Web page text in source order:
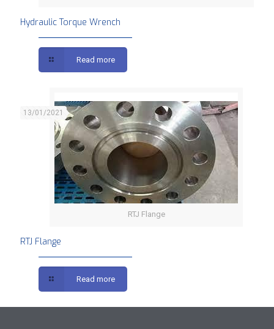
Hydraulic Torque Wrench
Read more
RTJ Flange
13/01/2021
RTJ Flange
Read more